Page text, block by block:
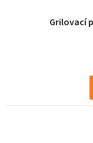
Grilovací